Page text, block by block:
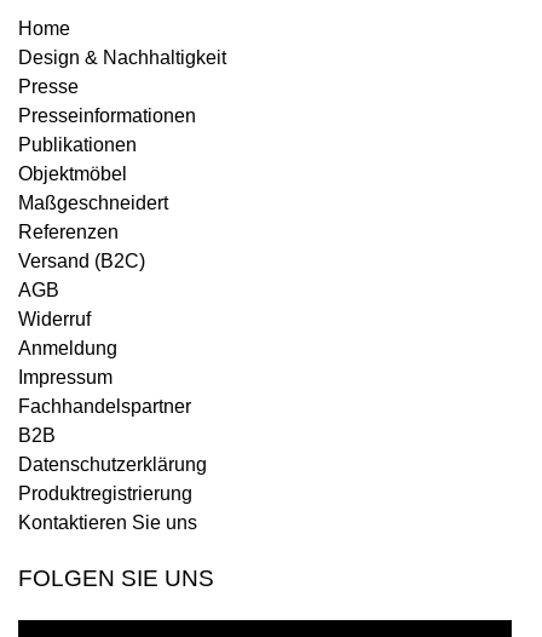
Home
Design & Nachhaltigkeit
Presse
Presseinformationen
Publikationen
Objektmöbel
Maßgeschneidert
Referenzen
Versand (B2C)
AGB
Widerruf
Anmeldung
Impressum
Fachhandelspartner
B2B
Datenschutzerklärung
Produktregistrierung
Kontaktieren Sie uns
FOLGEN SIE UNS